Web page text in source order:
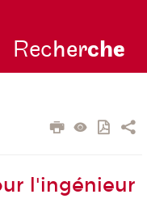
Recherche
l'ingénieur